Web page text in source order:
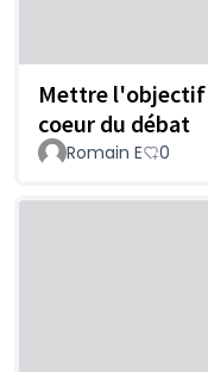
Mettre l'objectif
coeur du débat
Romain E 0